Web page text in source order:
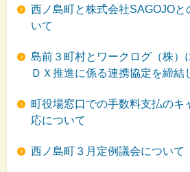
西ノ島町と株式会社SAGOJOと
いて
島前３町村とワークログ（株）
ＤＸ推進に係る連携協定を締結
町役場窓口での手数料支払のキ
応について
西ノ島町３月定例議会について